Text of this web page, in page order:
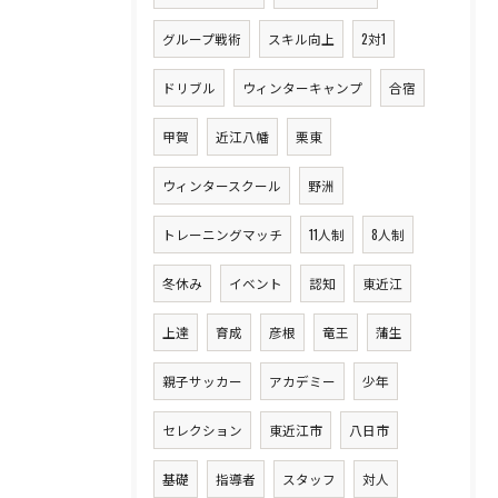
グループ戦術 スキル向上 2対1
ドリブル ウィンターキャンプ 合宿
甲賀 近江八幡 栗東
ウィンタースクール 野洲
トレーニングマッチ 11人制 8人制
冬休み イベント 認知 東近江
上達 育成 彦根 竜王 蒲生
親子サッカー アカデミー 少年
セレクション 東近江市 八日市
基礎 指導者 スタッフ 対人